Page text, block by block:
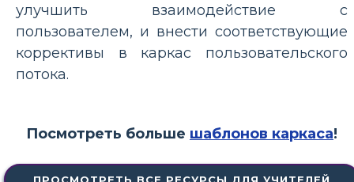
улучшить взаимодействие с
пользователем, и внести соответствующие
коррективы в каркас пользовательского
потока.
Посмотреть больше шаблонов каркаса!